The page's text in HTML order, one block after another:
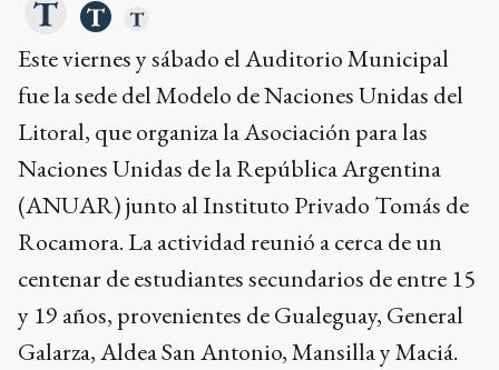
Este viernes y sábado el Auditorio Municipal
fue la sede del Modelo de Naciones Unidas del
Litoral, que organiza la Asociación para las
Naciones Unidas de la República Argentina
(ANUAR) junto al Instituto Privado Tomás de
Rocamora. La actividad reunió a cerca de un
centenar de estudiantes secundarios de entre 15
y 19 años, provenientes de Gualeguay, General
Galarza, Aldea San Antonio, Mansilla y Maciá.